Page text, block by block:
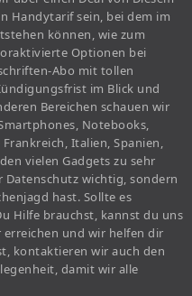
Handytarif sein, bei dem im
können, wie zum
Optionen bei
Abo mit tollen
im Blick und
Bereichen schauen wir
Notebooks,
Italien, Spanien,
vielen Gadgets zu sehr
wichtig, sondern
hast. Sollte es
Hilfe brauchst, kannst du uns
und wir helfen dir
kontaktieren wir auch den
damit wir alle